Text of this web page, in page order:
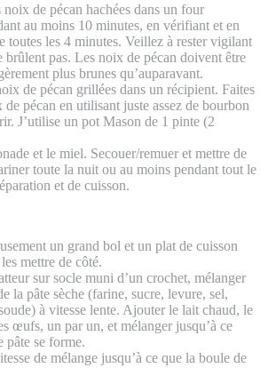
de pécan hachées dans un four
au moins 10 minutes, en vérifiant et en
toutes les 4 minutes. Veillez à rester vigilant
brûlent pas. Les noix de pécan doivent être
plus brunes qu’auparavant.
de pécan grillées dans un récipient. Faites
pécan en utilisant juste assez de bourbon
J’utilise un pot Mason de 1 pinte (2
et le miel. Secouer/remuer et mettre de
toute la nuit ou au moins pendant tout le
et de cuisson.
un grand bol et un plat de cuisson
mettre de côté.
sur socle muni d’un crochet, mélanger
la pâte sèche (farine, sucre, levure, sel,
à vitesse lente. Ajouter le lait chaud, le
œufs, un par un, et mélanger jusqu’à ce
pâte se forme.
de mélange jusqu’à ce que la boule de